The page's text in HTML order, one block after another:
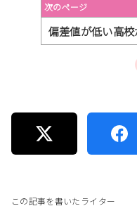
次のページ
偏差値が低い高
この記事を書いたライター